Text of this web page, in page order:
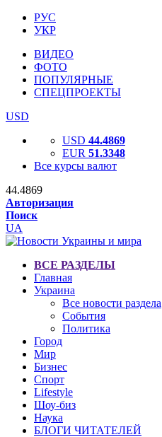
РУС
УКР
ВИДЕО
ФОТО
ПОПУЛЯРНЫЕ
СПЕЦПРОЕКТЫ
USD
USD 44.4869
EUR 51.3348
Все курсы валют
44.4869
Авторизация
Поиск
UA
ВСЕ РАЗДЕЛЫ
Главная
Украина
Все новости раздела
События
Политика
Город
Мир
Бизнес
Спорт
Lifestyle
Шоу-биз
Наука
БЛОГИ ЧИТАТЕЛЕЙ